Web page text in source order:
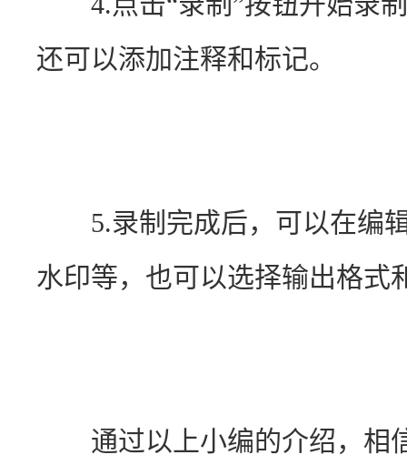
还可以添加注释和标记。
5.录制完成后，可以在编辑
水印等，也可以选择输出格式
通过以上小编的介绍，相